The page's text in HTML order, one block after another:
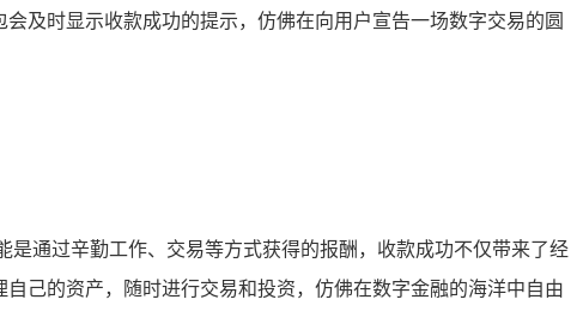
及时显示收款成功的提示，仿佛在向用户宣告一场数字交易的圆
通过辛勤工作、交易等方式获得的报酬，收款成功不仅带来了经
己的资产，随时进行交易和投资，仿佛在数字金融的海洋中自由